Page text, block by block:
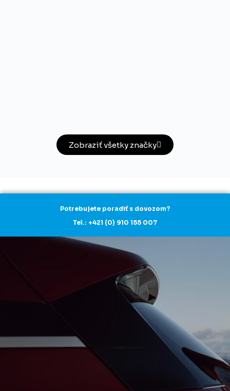
Zobraziť všetky značky
Potrebujete poradiť s dovozom?
Tel.: +421 (0) 910 155 007